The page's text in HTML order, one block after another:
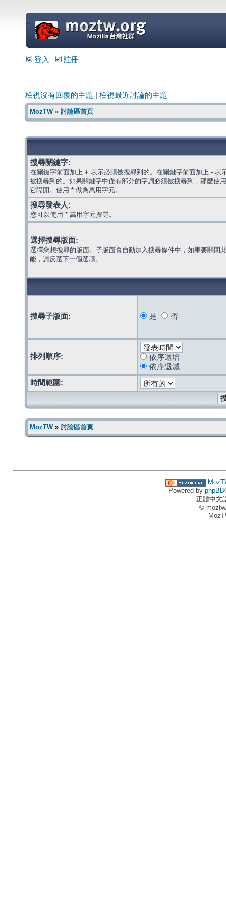
=
登入 註冊
檢視沒有回覆的主題 檢視最近討論的主題
MozTW» 討論區首頁
搜尋關鍵字:
在關鍵字前面加上 + 表示必須被搜尋到的。在關鍵字前面加上 - 表
被搜尋到的。如果關鍵字中僅有部分的字詞必須被搜尋到，那麼使
它隔開。使用 * 做為萬用字元。
搜尋發表人:
您可以使用 * 萬用字元搜尋。
選擇搜尋版面:
選擇您想搜尋的版面。子版面會自動加入搜尋條件中，如果要關閉
能，請反選下一個選項。
搜尋子版面: 是 否
排列順序:
依序遞增
依序遞減
時間範圍:
MozTW» 討論區首頁
Powered by phpBB
正體中文
©